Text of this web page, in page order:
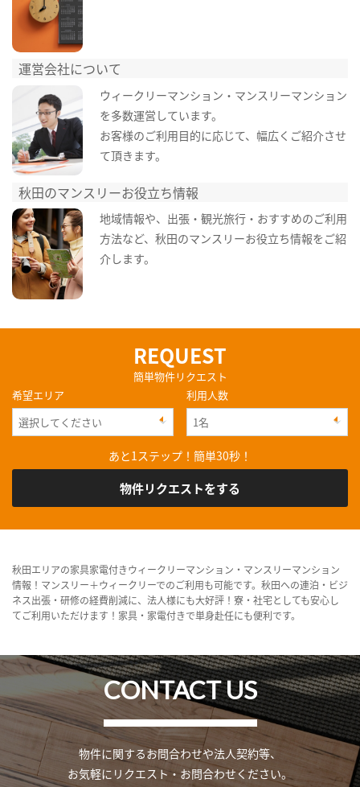
運営会社について
ウィークリーマンション・マンスリーマンション
を多数運営しています。
お客様のご利用目的に応じて、幅広くご紹介させ
て頂きます。
秋田のマンスリーお役立ち情報
地域情報や、出張・観光旅行・おすすめのご利用
方法など、秋田のマンスリーお役立ち情報をご紹
介します。
REQUEST
簡単物件リクエスト
希望エリア
利用人数
あと1ステップ！簡単30秒！
物件リクエストをする
秋田エリアの家具家電付きウィークリーマンション・マンスリーマンション
情報！マンスリー＋ウィークリーでのご利用も可能です。秋田への連泊・ビジ
ネス出張・研修の経費削減に、法人様にも大好評！寮・社宅としても安心し
てご利用いただけます！家具・家電付きで単身赴任にも便利です。
CONTACT US
物件に関するお問合わせや法人契約等、
お気軽にリクエスト・お問合わせください。